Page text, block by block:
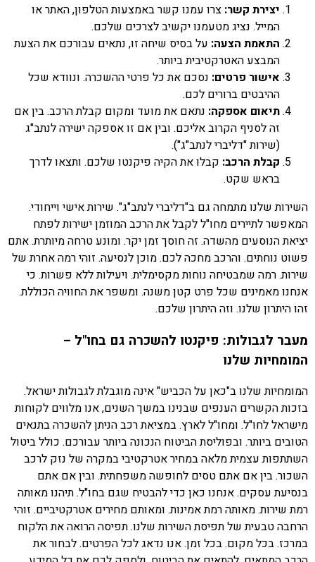
יצירת קשר: צרו עמנו קשר באמצעות הטלפון, האתר או
המייל. נציג מטעמנו יקשיב לצרכים שלכם.
התאמת הצעה: על בסיס שיחה זו, נתאים עבורכם את הצעת
המבצע האטרקטיבית ביותר.
אישור פרטים: נסכם את כל פרטי ההשכרה. ונוודא שכל
ההיבטים ברורים לכם.
תיאום אספקה: נתאם את מועד ומקום קבלת הרכב. בין אם
זה לסניף הקרוב אליכם. ובין אם זו אספקה ישירה לנתב"ג
(שירות "דליברי לנתב"ג").
קבלת הרכב: קבלו את הקיה פיקנטו שלכם. ותצאו לדרך
בראש שקט.
השירות שלנו מתמחה גם ב"דליברי לנתב"ג". שירות אישי וייחודי.
המאפשר לתיירים מחו"ל לקבל את הרכב המוזמן ישירות לפתח
יציאת הנוסעים מהשדה. זה חוסך זמן יקר. ומונע טרחה מיותרת. אתם
פשוט נוחתים. והרכב מחכה לכם. מוכן לנסיעה. זוהי רמה אחרת של
שירות. רמה שמבטיחה נוחות מקסימלית. ויעילות ללא פשרות. כי
אנחנו מאמינים שכל פרט קטן משנה. ומשפר את החוויה הכוללת.
זהו היתרון שלנו. וזה היתרון שלכם.
מעבר לגבולות: פיקנטו להשכרה גם בחו"ל –
המומחיות שלנו
המומחיות שלנו ב"כאן על הכביש" אינה מוגבלת לגבולות ישראל.
בזכות הקשרים הענפים שבנינו במשך השנים, אנו מלווים לקוחות
מישראל לחו"ל. ומחו"ל לארץ. במציאת רכב הניתן להשכרה בתנאים
הטובים ביותר. ובפוליסת הביטוח הנכונה ביותר עבורכם. כולל ביטול
השתתפות עצמית מלאה במחיר אטרקטיבי במקרה של נזק לרכב
השכור. בין אם אתם טסים לחופשה משפחתית. ובין אם אתם
בנסיעת עסקים. אנחנו כאן כדי להבטיח שגם בחו"ל. תיהנו מאותה
רמת שירות. מאותה רמת אמינות. ומאותם מחירים אטרקטיביים. זוהי
הרחבה טבעית של תפיסת השירות שלנו. תפיסה הרואה את הלקוח
במרכז. בכל מקום. בכל זמן. אנו נדאג לכל הפרטים. לבחור את